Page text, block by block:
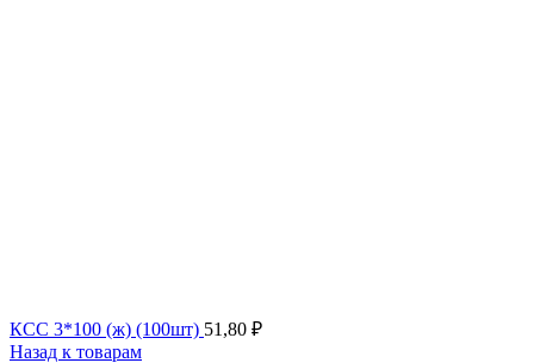
КСС 3*100 (ж) (100шт) 51,80 ₽
Назад к товарам